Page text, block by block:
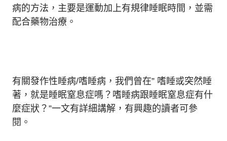
病的方法，主要是運動加上有規律睡眠時間，並需
配合藥物治療。
有關發作性睡病/嗜睡病，我們曾在” 嗜睡或突然睡
著，就是睡眠窒息症嗎？嗜睡病跟睡眠窒息症有什
麼症狀？”一文有詳細講解，有興趣的讀者可參
閱。